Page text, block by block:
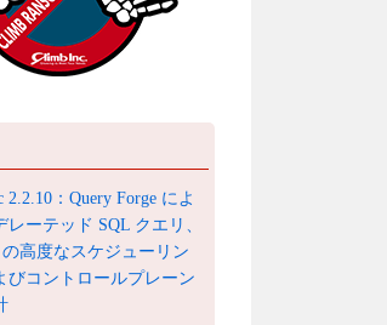
2.2.10：Query Forge によ
レーテッド SQL クエリ、
の高度なスケジューリン
びコントロールプレーン